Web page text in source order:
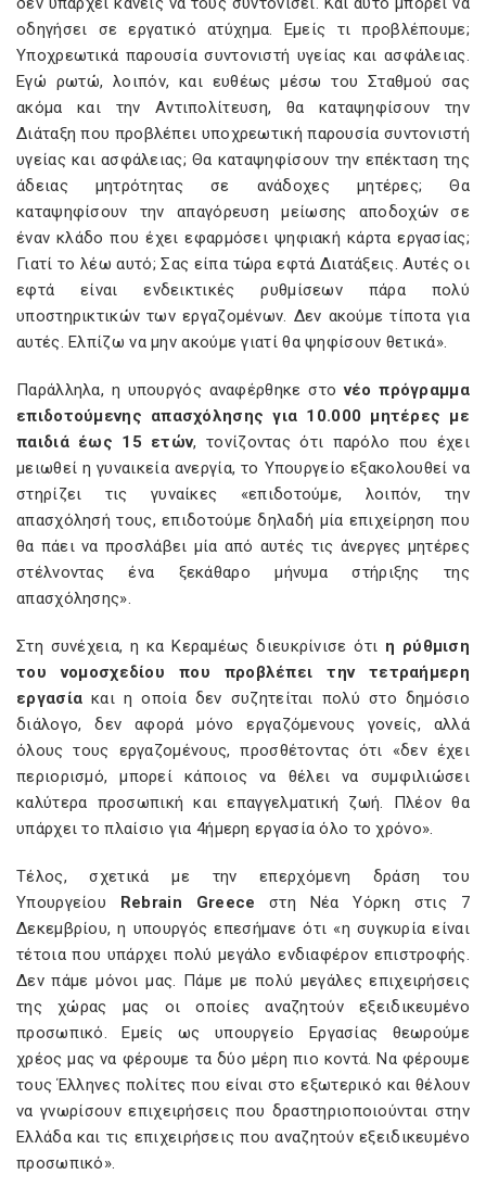
οδηγήσει σε εργατικό ατύχημα. Εμείς τι προβλέπουμε;
Υποχρεωτικά παρουσία συντονιστή υγείας και ασφάλειας.
Εγώ ρωτώ, λοιπόν, και ευθέως μέσω του Σταθμού σας
ακόμα και την Αντιπολίτευση, θα καταψηφίσουν την
Διάταξη που προβλέπει υποχρεωτική παρουσία συντονιστή
υγείας και ασφάλειας; Θα καταψηφίσουν την επέκταση της
άδειας μητρότητας σε ανάδοχες μητέρες; Θα
καταψηφίσουν την απαγόρευση μείωσης αποδοχών σε
έναν κλάδο που έχει εφαρμόσει ψηφιακή κάρτα εργασίας;
Γιατί το λέω αυτό; Σας είπα τώρα εφτά Διατάξεις. Αυτές οι
εφτά είναι ενδεικτικές ρυθμίσεων πάρα πολύ
υποστηρικτικών των εργαζομένων. Δεν ακούμε τίποτα για
αυτές. Ελπίζω να μην ακούμε γιατί θα ψηφίσουν θετικά».
Παράλληλα, η υπουργός αναφέρθηκε στονέο πρόγραμμα
επιδοτούμενης απασχόλησης για 10.000 μητέρες με
παιδιά έως 15 ετών, τονίζοντας ότι παρόλο που έχει
μειωθεί η γυναικεία ανεργία, το Υπουργείο εξακολουθεί να
στηρίζει τις γυναίκες «επιδοτούμε, λοιπόν, την
απασχόλησή τους, επιδοτούμε δηλαδή μία επιχείρηση που
θα πάει να προσλάβει μία από αυτές τις άνεργες μητέρες
στέλνοντας ένα ξεκάθαρο μήνυμα στήριξης της
απασχόλησης».
Στη συνέχεια, η κα Κεραμέως διευκρίνισε ότι η ρύθμιση
του νομοσχεδίου που προβλέπει την τετραήμερη
εργασία και η οποία δεν συζητείται πολύ στο δημόσιο
διάλογο, δεν αφορά μόνο εργαζόμενους γονείς, αλλά
όλους τους εργαζομένους, προσθέτοντας ότι «δεν έχει
περιορισμό, μπορεί κάποιος να θέλει να συμφιλιώσει
καλύτερα προσωπική και επαγγελματική ζωή. Πλέον θα
υπάρχει το πλαίσιο για 4ήμερη εργασία όλο το χρόνο».
Τέλος, σχετικά με την επερχόμενη δράση του
Υπουργείου Rebrain Greece στη Νέα Υόρκη στις 7
Δεκεμβρίου, η υπουργός επεσήμανε ότι «η συγκυρία είναι
τέτοια που υπάρχει πολύ μεγάλο ενδιαφέρον επιστροφής.
Δεν πάμε μόνοι μας. Πάμε με πολύ μεγάλες επιχειρήσεις
της χώρας μας οι οποίες αναζητούν εξειδικευμένο
προσωπικό. Εμείς ως υπουργείο Εργασίας θεωρούμε
χρέος μας να φέρουμε τα δύο μέρη πιο κοντά. Να φέρουμε
τους Έλληνες πολίτες που είναι στο εξωτερικό και θέλουν
να γνωρίσουν επιχειρήσεις που δραστηριοποιούνται στην
Ελλάδα και τις επιχειρήσεις που αναζητούν εξειδικευμένο
προσωπικό».